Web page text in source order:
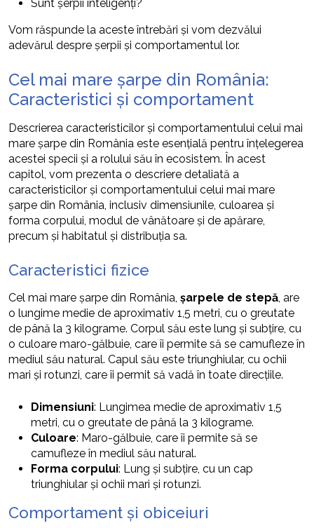
Sunt șerpii inteligenți?
Vom răspunde la aceste întrebări și vom dezvălui
adevărul despre șerpii și comportamentul lor.
Cel mai mare șarpe din România:
Caracteristici și comportament
Descrierea caracteristicilor și comportamentului celui mai
mare șarpe din România este esențială pentru înțelegerea
acestei specii și a rolului său în ecosistem. În acest
capitol, vom prezenta o descriere detaliată a
caracteristicilor și comportamentului celui mai mare
șarpe din România, inclusiv dimensiunile, culoarea și
forma corpului, modul de vânătoare și de apărare,
precum și habitatul și distribuția sa.
Caracteristici fizice
Cel mai mare șarpe din România, șarpele de stepă , are
o lungime medie de aproximativ 1,5 metri, cu o greutate
de până la 3 kilograme. Corpul său este lung și subțire, cu
o culoare maro-gălbuie, care îi permite să se camufleze în
mediul său natural. Capul său este triunghiular, cu ochii
mari și rotunzi, care îi permit să vadă în toate direcțiile.
Dimensiuni: Lungimea medie de aproximativ 1,5
metri, cu o greutate de până la 3 kilograme.
Culoare: Maro-gălbuie, care îi permite să se
camufleze în mediul său natural.
Forma corpului: Lung și subțire, cu un cap
triunghiular și ochii mari și rotunzi.
Comportament și obiceiuri